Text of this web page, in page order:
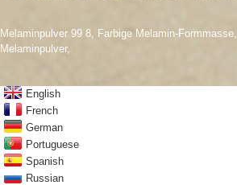
Melaminpulver 99 8, Farbige Melamin-Formmasse,
Melaminpulver,
English
French
German
Portuguese
Spanish
Russian